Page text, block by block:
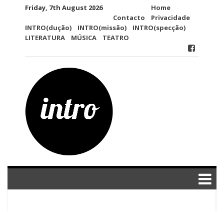
Friday, 7th August 2026
Contacto
Home
Privacidade
INTRO(dução)
INTRO(missão)
INTRO(specção)
LITERATURA
MÚSICA TEATRO